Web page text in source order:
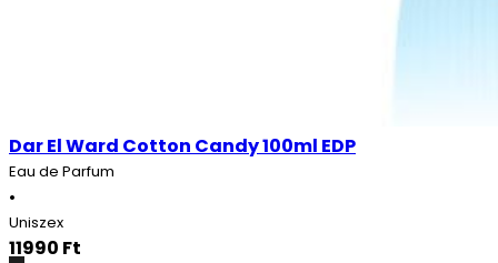
Dar El Ward Cotton Candy 100ml EDP
Eau de Parfum
•
Uniszex
11990 Ft